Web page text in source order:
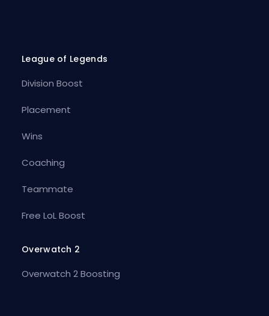
League of Legends
Division Boost
Placement
Wins
Coaching
Teammate
Free LoL Boost
Overwatch 2
Overwatch 2 Boosting